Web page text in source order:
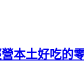
本土好吃的